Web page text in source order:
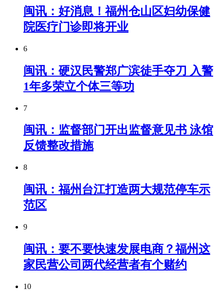
闽讯：好消息！福州仓山区妇幼保健
院医疗门诊即将开业
6
闽讯：硬汉民警郑广滨徒手夺刀 入警
1年多荣立个体三等功
7
闽讯：监督部门开出监督意见书 泳馆
反馈整改措施
8
闽讯：​福州台江打造两大规范停车示
范区
9
闽讯：要不要快速发展电商？福州这
家民营公司两代经营者有个赌约
10